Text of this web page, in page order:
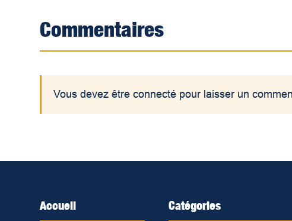
Commentaires
Vous devez être connecté pour laisser un
Accueil Catégories